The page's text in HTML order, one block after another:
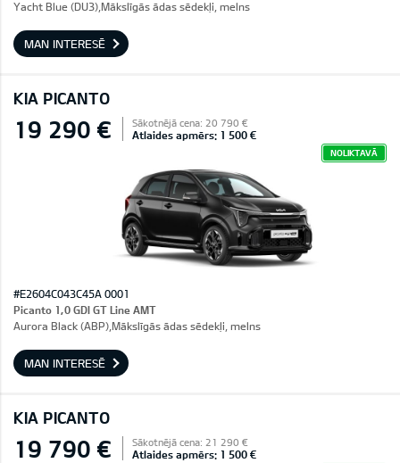
Yacht Blue (DU3),Mākslīgās ādas sēdekļi, melns
MAN INTERESĒ
KIA PICANTO
19 290 € Sākotnējā cena: 20 790 €
Atlaides apmērs: 1 500 €
NOLIKTAVĀ
#E2604C043C45A 0001
Picanto 1,0 GDI GT Line AMT
Aurora Black (ABP),Mākslīgās ādas sēdekļi, melns
MAN INTERESĒ
KIA PICANTO
19 790 € Sākotnējā cena: 21 290 €
Atlaides apmērs: 1 500 €